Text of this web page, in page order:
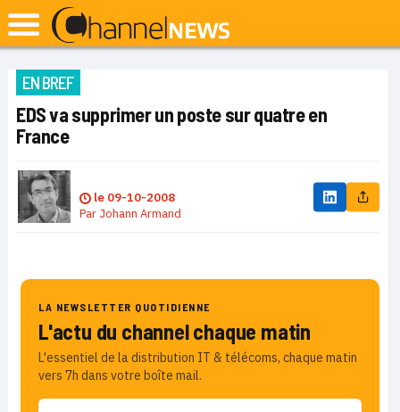
EN BREF
EDS va supprimer un poste sur quatre en
France
le 09-10-2008
Par Johann Armand
LA NEWSLETTER QUOTIDIENNE
L'actu du channel chaque matin
L'essentiel de la distribution IT & télécoms, chaque matin
vers 7h dans votre boîte mail.